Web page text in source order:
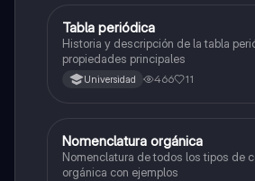
Química
Tabla periódica
Historia y descripción de la tabla
propiedades principales
Universidad 466 11
Química
Nomenclatura orgánica
Nomenclatura de todos los tipos de
orgánica con ejemplos